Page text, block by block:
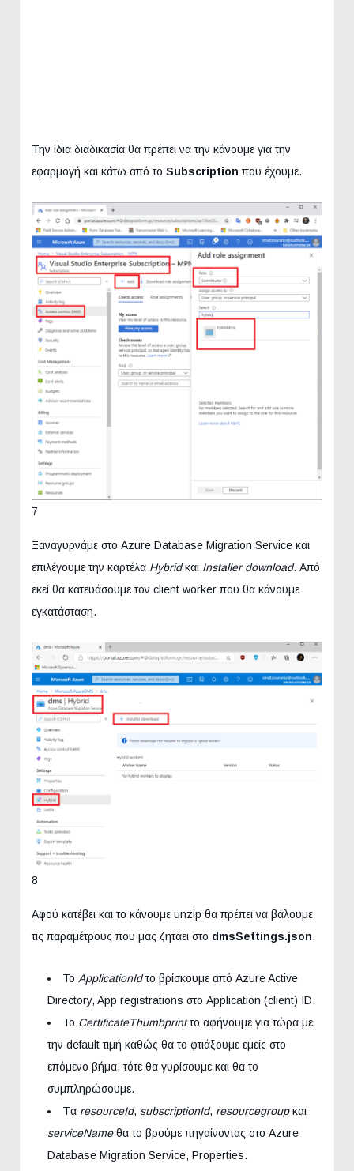
Την ίδια διαδικασία θα πρέπει να την κάνουμε για την
εφαρμογή και κάτω από το Subscription που έχουμε.
7
Ξαναγυρνάμε στο Azure Database Migration Service και
επιλέγουμε την καρτέλα Hybridκαι Installer download. Από
εκεί θα κατευάσουμε τον client worker που θα κάνουμε
εγκατάσταση.
8
Αφού κατέβει και το κάνουμε unzip θα πρέπει να βάλουμε
τις παραμέτρους που μας ζητάει στο dmsSettings.json.
Το ApplicationIdτο βρίσκουμε από Azure Active
Directory, App registrations στο Application (client) ID.
Το CertificateThumbprintτο αφήνουμε για τώρα με
την default τιμή καθώς θα το φτιάξουμε εμείς στο
επόμενο βήμα, τότε θα γυρίσουμε και θα το
συμπληρώσουμε.
Tα resourceId, subscriptionId, resourcegroupκαι
serviceNameθα το βρούμε πηγαίνοντας στο Azure
Database Migration Service, Properties.